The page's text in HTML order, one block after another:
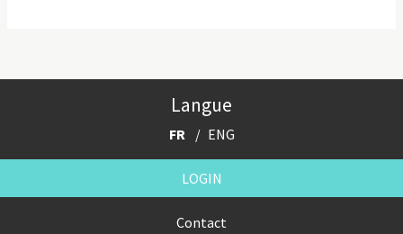
Langue
FR ENG
LOGIN
Contact